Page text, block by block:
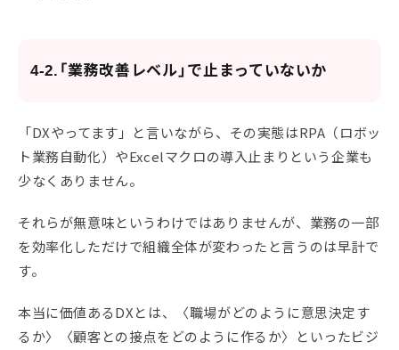
4-2.「業務改善レベル」で止まっていないか
「DXやってます」と言いながら、その実態はRPA（ロボッ
ト業務自動化）やExcelマクロの導入止まりという企業も
少なくありません。
それらが無意味というわけではありませんが、業務の一部
を効率化しただけで組織全体が変わったと言うのは早計で
す。
本当に価値あるDXとは、〈職場がどのように意思決定す
るか〉〈顧客との接点をどのように作るか〉といったビジ